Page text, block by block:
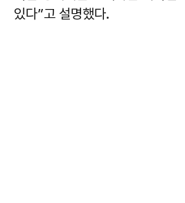
있다”고 설명했다.